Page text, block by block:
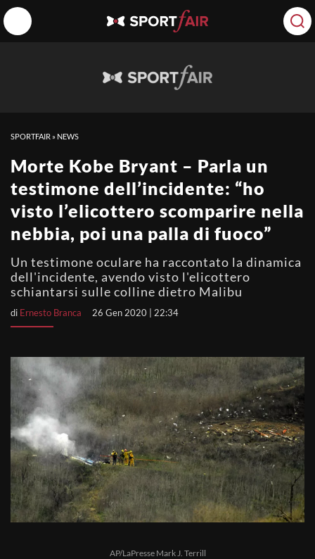
SPORTFAIR » NEWS
Morte Kobe Bryant – Parla un
testimone dell’incidente: “ho
visto l’elicottero scomparire nella
nebbia, poi una palla di fuoco”
Un testimone oculare ha raccontato la dinamica
dell'incidente, avendo visto l'elicottero
schiantarsi sulle colline dietro Malibu
di Ernesto Branca 26 Gen 2020 | 22:34
AP/LaPresse Mark J. Terrill